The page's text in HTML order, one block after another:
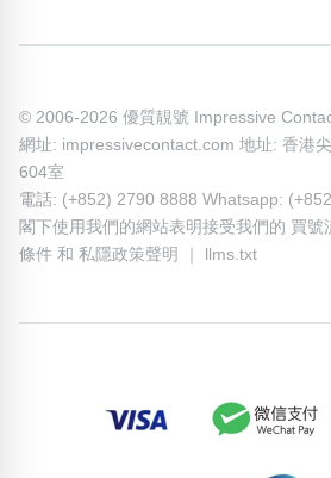
© 2006-2026 優質靚號 Impressive
網址: impressivecontact.com 地址: 香港
604室
電話: (+852) 2790 8888 Whatsapp:
閣下使用我們的網站表明接受我們的 買號
條件 和 私隱政策聲明 llms.txt